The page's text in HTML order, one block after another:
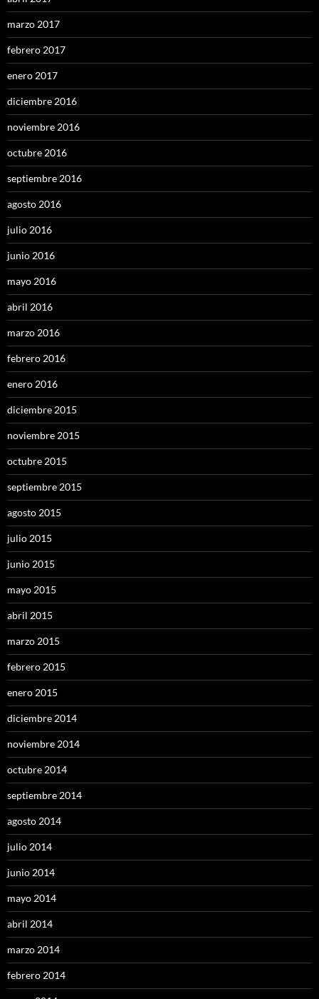
marzo 2017
febrero 2017
enero 2017
diciembre 2016
noviembre 2016
octubre 2016
septiembre 2016
agosto 2016
julio 2016
junio 2016
mayo 2016
abril 2016
marzo 2016
febrero 2016
enero 2016
diciembre 2015
noviembre 2015
octubre 2015
septiembre 2015
agosto 2015
julio 2015
junio 2015
mayo 2015
abril 2015
marzo 2015
febrero 2015
enero 2015
diciembre 2014
noviembre 2014
octubre 2014
septiembre 2014
agosto 2014
julio 2014
junio 2014
mayo 2014
abril 2014
marzo 2014
febrero 2014